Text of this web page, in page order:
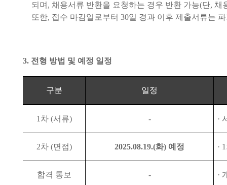
되며 , 채용서류 반환을 요청하는 경우 반환 가능(단, 채
또한, 접수 마감일로부터30일 경과 이후 제출서류는
3. 전형 방법 및 예정 일정
구분 일정
1 차 (서류) - ·
2차 (면접) 2025.08.19.(화) 예정 · 1
합격 통보 - ·